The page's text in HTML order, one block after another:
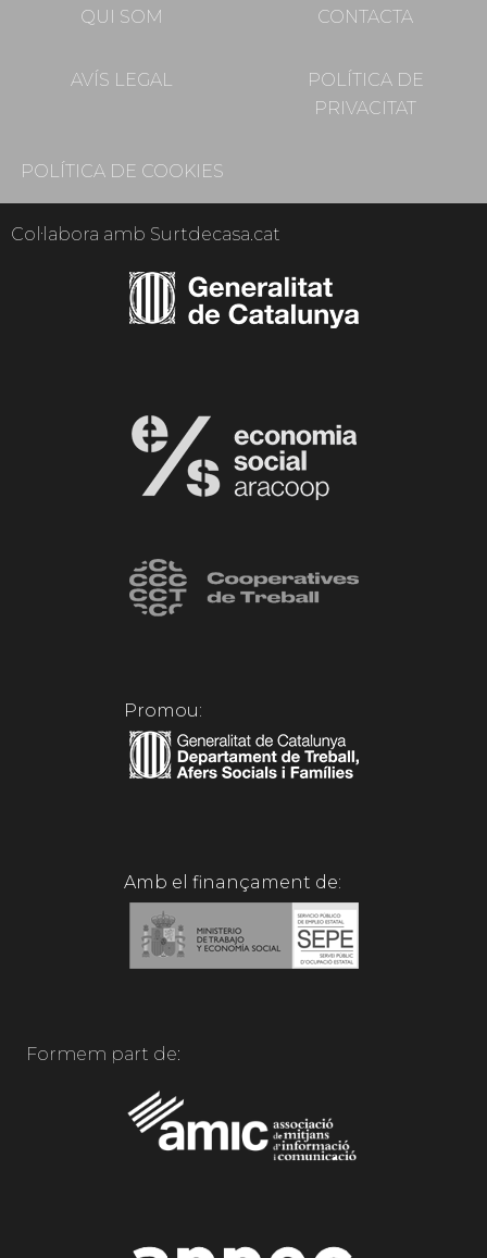
QUI SOM CONTACTA
AVÍS LEGAL
POLÍTICA DE
PRIVACITAT
POLÍTICA DE COOKIES
Col·labora amb Surtdecasa.cat
Promou:
Amb el finançament de:
Formem part de: